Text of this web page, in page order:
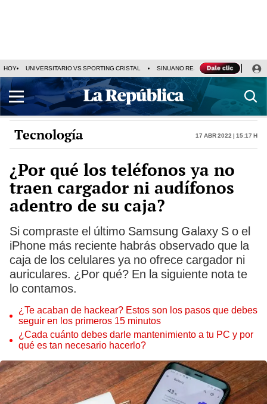
HOY UNIVERSITARIO VS SPORTING CRISTAL SINUANO RESULTADOS HOY
Tecnología 17 Abr 2022 | 15:17 h
¿Por qué los teléfonos ya no
traen cargador ni audífonos
adentro de su caja?
Si compraste el último Samsung Galaxy S o el
iPhone más reciente habrás observado que la
caja de los celulares ya no ofrece cargador ni
auriculares. ¿Por qué? En la siguiente nota te
lo contamos.
¿Te acaban de hackear? Estos son los pasos que debes
seguir en los primeros 15 minutos
¿Cada cuánto debes darle mantenimiento a tu PC y por
qué es tan necesario hacerlo?